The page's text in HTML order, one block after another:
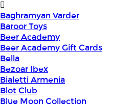
Baghramyan Varder
Baroor Toys
Beer Academy
Beer Academy Gift Cards
Bella
Bezoar Ibex
Bialetti Armenia
Blot Club
Blue Moon Collection